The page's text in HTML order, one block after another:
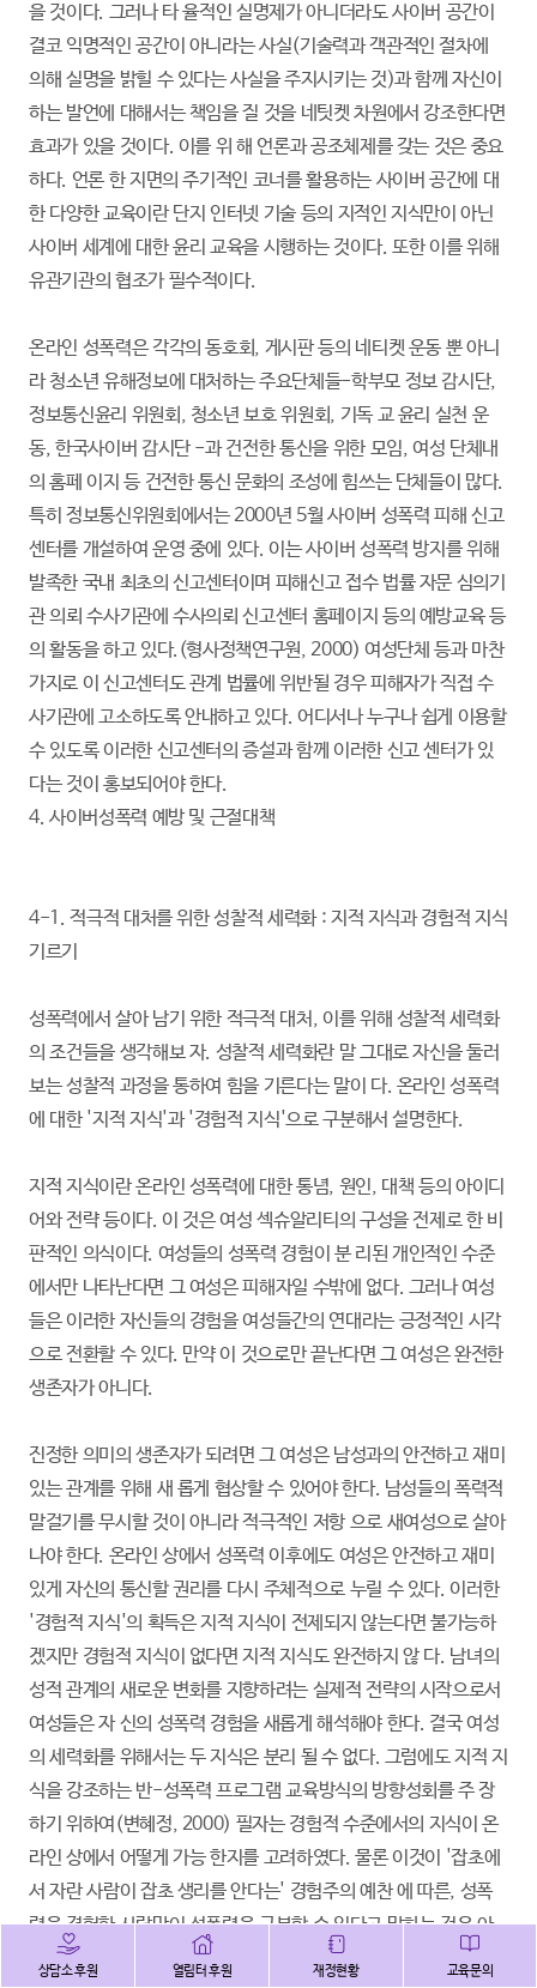
을 것이다. 그러나 타 율적인 실명제가 아니더라도 사이버 공간이
결코 익명적인 공간이 아니라는 사실(기술력과 객관적인 절차에
의해 실명을 밝힐 수 있다는 사실을 주지시키는 것)과 함께 자신이
하는 발언에 대해서는 책임을 질 것을 네팃켓 차원에서 강조한다면
효과가 있을 것이다. 이를 위 해 언론과 공조체제를 갖는 것은 중요
하다. 언론 한 지면의 주기적인 코너를 활용하는 사이버 공간에 대
한 다양한 교육이란 단지 인터넷 기술 등의 지적인 지식만이 아닌
사이버 세계에 대한 윤리 교육을 시행하는 것이다. 또한 이를 위해
유관기관의 협조가 필수적이다.
온라인 성폭력은 각각의 동호회, 게시판 등의 네티켓 운동 뿐 아니
라 청소년 유해정보에 대처하는 주요단체들-학부모 정보 감시단,
정보통신윤리 위원회, 청소년 보호 위원회, 기독 교 윤리 실천 운
동, 한국사이버 감시단 -과 건전한 통신을 위한 모임, 여성 단체내
의 홈페 이지 등 건전한 통신 문화의 조성에 힘쓰는 단체들이 많다.
특히 정보통신위원회에서는 2000년 5월 사이버 성폭력 피해 신고
센터를 개설하여 운영 중에 있다. 이는 사이버 성폭력 방지를 위해
발족한 국내 최초의 신고센터이며 피해신고 접수 법률 자문 심의기
관 의뢰 수사기관에 수사의뢰 신고센터 홈페이지 등의 예방교육 등
의 활동을 하고 있다.(형사정책연구원, 2000) 여성단체 등과 마찬
가지로 이 신고센터도 관계 법률에 위반될 경우 피해자가 직접 수
사기관에 고소하도록 안내하고 있다. 어디서나 누구나 쉽게 이용할
수 있도록 이러한 신고센터의 증설과 함께 이러한 신고 센터가 있
다는 것이 홍보되어야 한다.
4. 사이버성폭력 예방 및 근절대책
4-1. 적극적 대처를 위한 성찰적 세력화 : 지적 지식과 경험적 지식
기르기
성폭력에서 살아 남기 위한 적극적 대처, 이를 위해 성찰적 세력화
의 조건들을 생각해보 자. 성찰적 세력화란 말 그대로 자신을 둘러
보는 성찰적 과정을 통하여 힘을 기른다는 말이 다. 온라인 성폭력
에 대한 '지적 지식'과 '경험적 지식'으로 구분해서 설명한다.
지적 지식이란 온라인 성폭력에 대한 통념, 원인, 대책 등의 아이디
어와 전략 등이다. 이 것은 여성 섹슈알리티의 구성을 전제로 한 비
판적인 의식이다. 여성들의 성폭력 경험이 분 리된 개인적인 수준
에서만 나타난다면 그 여성은 피해자일 수밖에 없다. 그러나 여성
들은 이러한 자신들의 경험을 여성들간의 연대라는 긍정적인 시각
으로 전환할 수 있다. 만약 이 것으로만 끝난다면 그 여성은 완전한
생존자가 아니다.
진정한 의미의 생존자가 되려면 그 여성은 남성과의 안전하고 재미
있는 관계를 위해 새 롭게 협상할 수 있어야 한다. 남성들의 폭력적
말걸기를 무시할 것이 아니라 적극적인 저항 으로 새여성으로 살아
나야 한다. 온라인 상에서 성폭력 이후에도 여성은 안전하고 재미
있게 자신의 통신할 권리를 다시 주체적으로 누릴 수 있다. 이러한
'경험적 지식'의 획득은 지적 지식이 전제되지 않는다면 불가능하
겠지만 경험적 지식이 없다면 지적 지식도 완전하지 않 다. 남녀의
성적 관계의 새로운 변화를 지향하려는 실제적 전략의 시작으로서
여성들은 자 신의 성폭력 경험을 새롭게 해석해야 한다. 결국 여성
의 세력화를 위해서는 두 지식은 분리 될 수 없다. 그럼에도 지적 지
식을 강조하는 반-성폭력 프로그램 교육방식의 방향성회를 주 장
하기 위하여(변혜정, 2000) 필자는 경험적 수준에서의 지식이 온
라인 상에서 어떻게 가능 한지를 고려하였다. 물론 이것이 '잡초에
서 자란 사람이 잡초 생리를 안다는' 경험주의 예찬 에 따른, 성폭
력을 경험한 사람만이 성폭력을 극복할 수 있다고 말하는 것은 아
니다. 지적인 수준이든 경험적 수준이든 자신이 아는 만큼 자신의
상담소 후원 열림터 후원 재정현황 교육문의